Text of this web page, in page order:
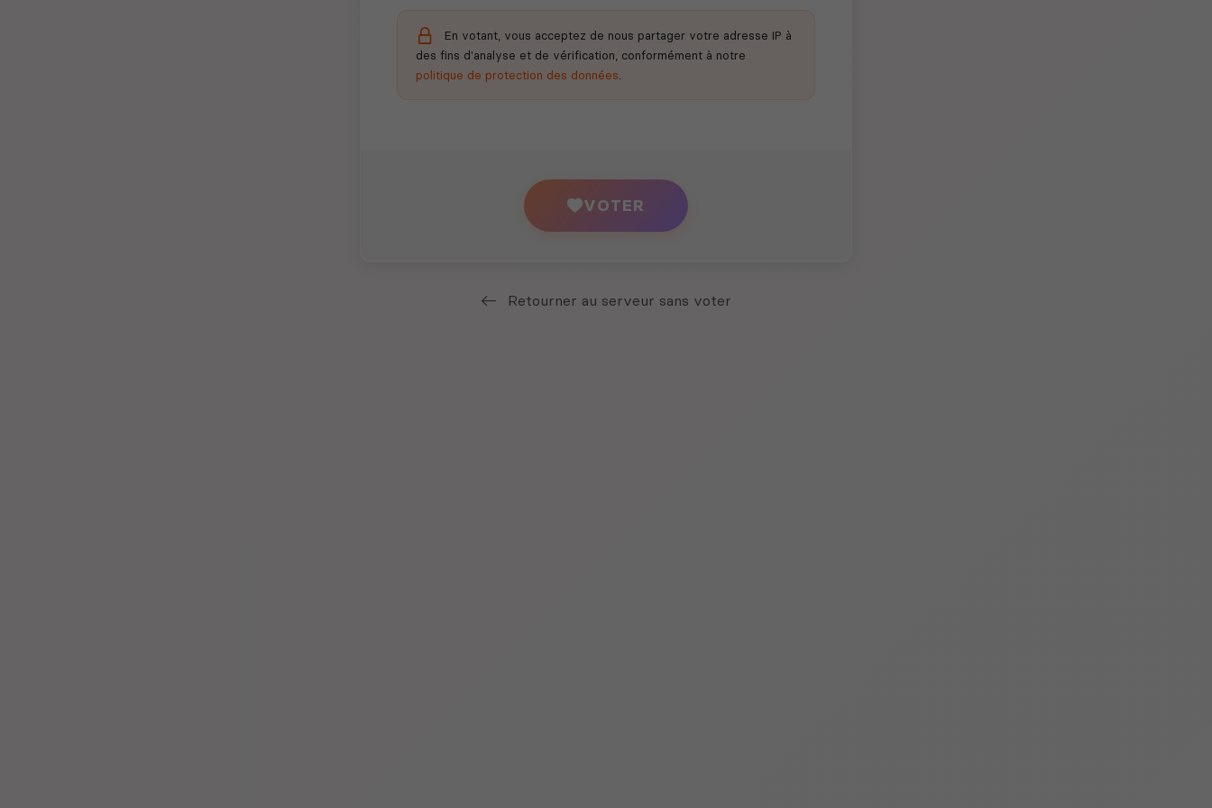
En votant, vous acceptez de nous partager votre adresse IP à
des fins d'analyse et de vérification, conformément à notre
politique de protection des données.
VOTER
Retourner au serveur sans voter